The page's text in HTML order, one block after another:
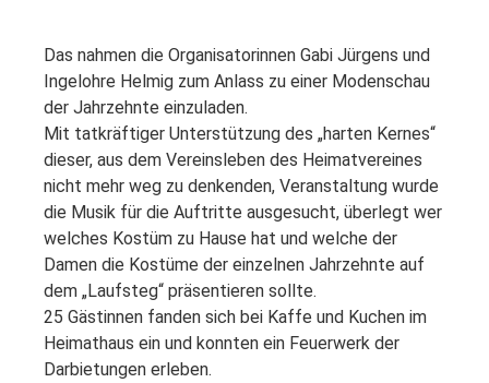
Das nahmen die Organisatorinnen Gabi Jürgens und
Ingelohre Helmig zum Anlass zu einer Modenschau
der Jahrzehnte einzuladen.
Mit tatkräftiger Unterstützung des „harten Kernes“
dieser, aus dem Vereinsleben des Heimatvereines
nicht mehr weg zu denkenden, Veranstaltung wurde
die Musik für die Auftritte ausgesucht, überlegt wer
welches Kostüm zu Hause hat und welche der
Damen die Kostüme der einzelnen Jahrzehnte auf
dem „Laufsteg“ präsentieren sollte.
25 Gästinnen fanden sich bei Kaffe und Kuchen im
Heimathaus ein und konnten ein Feuerwerk der
Darbietungen erleben.